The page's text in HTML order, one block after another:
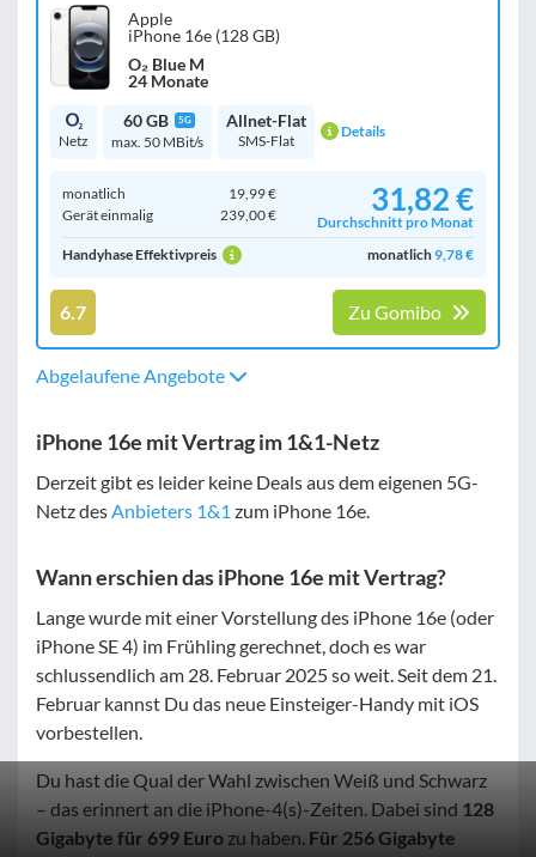
Apple
iPhone 16e (128 GB)
O₂ Blue M
24 Monate
Netz
60 GB 5G
max. 50 MBit/s
Allnet-Flat
SMS-Flat Details
monatlich
19,99 €
Gerät einmalig
239,00 € 31,82 €
Durchschnitt pro Monat
Handyhase Effektivpreis
monatlich9,78 €
6.7 Zu Gomibo
Abgelaufene Angebote
iPhone 16e mit Vertrag im 1&1-Netz
Derzeit gibt es leider keine Deals aus dem eigenen 5G-
Netz des Anbieters 1&1 zum iPhone 16e.
Wann erschien das iPhone 16e mit Vertrag?
Lange wurde mit einer Vorstellung des iPhone 16e (oder
iPhone SE 4) im Frühling gerechnet, doch es war
schlussendlich am 28. Februar 2025 so weit. Seit dem 21.
Februar kannst Du das neue Einsteiger-Handy mit iOS
vorbestellen.
Du hast die Qual der Wahl zwischen Weiß und Schwarz
– das erinnert an die iPhone-4(s)-Zeiten. Dabei sind 128
Gigabyte für 699 Euro zu haben. Für 256 Gigabyte